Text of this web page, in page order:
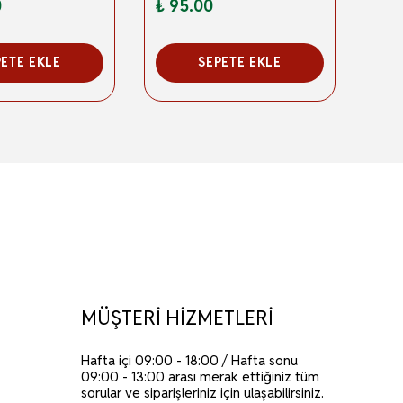
EKLE
₺ 95.00
SEPETE EKLE
MÜŞTERİ HİZMETLERİ
Hafta içi 09:00 - 18:00 / Hafta sonu
09:00 - 13:00 arası merak ettiğiniz tüm
sorular ve siparişleriniz için ulaşabilirsiniz.